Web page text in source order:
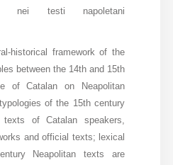
nei testi napoletani
historical framework of the
between the 14th and 15th
of Catalan on Neapolitan
of the 15th century
of Catalan speakers,
and official texts; lexical
Neapolitan texts are